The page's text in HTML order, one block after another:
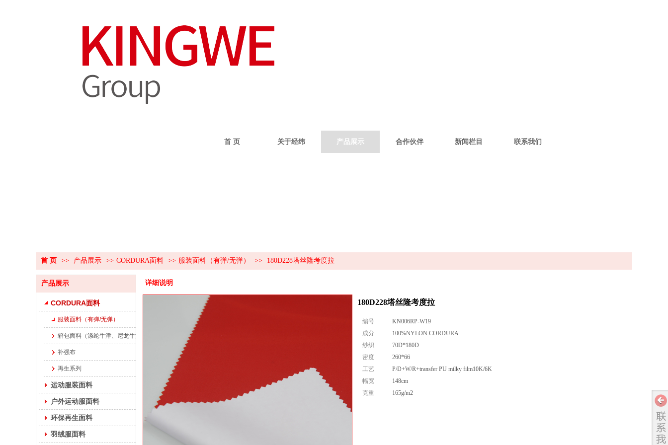
首 页 关于经纬 产品展示 合作伙伴 新闻栏目 联系我们
首 页 >> 产品展示 >> CORDURA面料 >> 服装面料（有弹/无弹） >> 180D228塔丝隆考度拉
产品展示
CORDURA面料
服装面料（有弹/无弹）
箱包面料（涤纶牛津、尼龙牛津、超轻）
补强布
再生系列
运动服装面料
户外运动服面料
环保再生面料
羽绒服面料
详细说明
180D228塔丝隆考度拉
编号
KN006RP-W19
成分
100%NYLON CORDURA
纱织
70D*180D
密度
260*66
工艺
P/D+W/R+transfer PU milky film10K/6K
幅宽
148cm
克重
165g/m2